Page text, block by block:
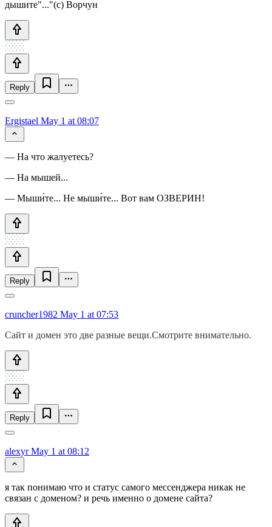
дышите"..."(с) Ворчун
Reply
Ergistael May 1 at 08:07
— На что жалуетесь?
— На мышей...
— Мыши́те... Не мыши́те... Вот вам ОЗВЕРИН!
Reply
cruncher1982 May 1 at 07:53
Сайт и домен это две разные вещи.Смотрите внимательно.
Reply
alexyrMay 1 at 08:12
я так понимаю что и статус самого мессенджера никак не
связан с доменом? и речь именно о домене сайта?